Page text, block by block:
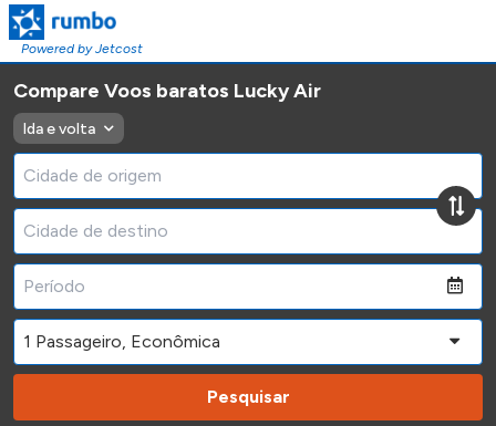
Powered by Jetcost
Compare Voos baratos Lucky Air
Ida e volta
Pesquisar